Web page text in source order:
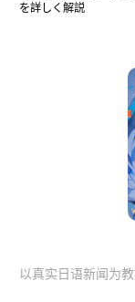
以真实日语新闻为
を詳しく解説